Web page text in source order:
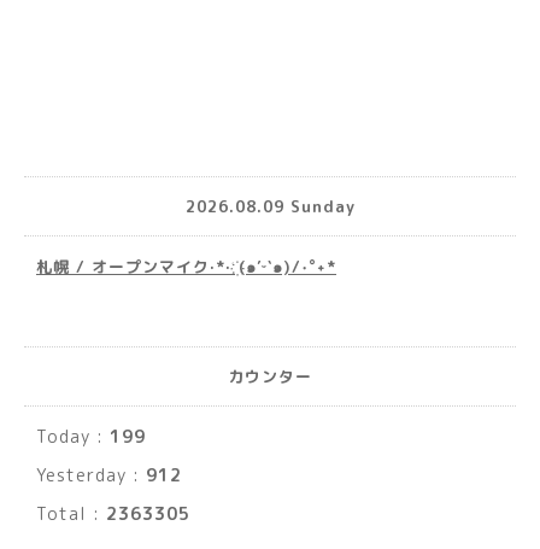
2026.08.09 Sunday
札幌 / オープンマイク·*· ҉(๑′ᵕ‵๑)/‧˚︎˖*
カウンター
Today : 199
Yesterday : 912
Total : 2363305